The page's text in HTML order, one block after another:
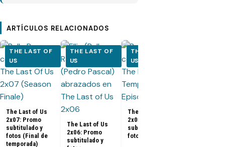
ARTÍCULOS RELACIONADOS
THE LAST OF
US
The Last of Us
2x07: Promo
subtitulado y
fotos (Final de
temporada)
THE LAST OF
US
The Last of Us
2x06: Promo
subtitulado y
THE LAST OF
US
The Last of Us
2x05: Promo
subtitulado y
fotos